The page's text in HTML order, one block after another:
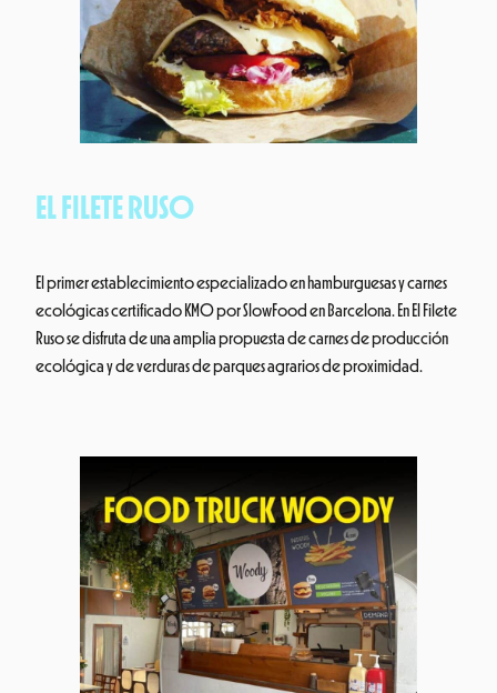
EL FILETE RUSO
El primer establecimiento especializado en hamburguesas y carnes
ecológicas certificado KM0 por SlowFood en Barcelona. En El Filete
Ruso se disfruta de una amplia propuesta de carnes de producción
ecológica y de verduras de parques agrarios de proximidad.